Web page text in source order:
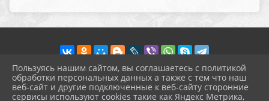
2026 г. pokrov-ck.ru
Пользуясь нашим сайтом, вы соглашаетесь с политикой
обработки персональных данных а также с тем что наш
веб-сайт и другие подключенные к веб-сайту сторонние
сервисы используют cookies такие как Яндекс Метрика,